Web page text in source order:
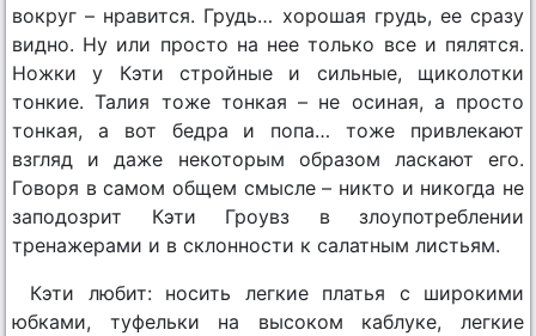
вокруг – нравится. Грудь… хорошая грудь, ее сразу
видно. Ну или просто на нее только все и пялятся.
Ножки у Кэти стройные и сильные, щиколотки
тонкие. Талия тоже тонкая – не осиная, а просто
тонкая, а вот бедра и попа… тоже привлекают
взгляд и даже некоторым образом ласкают его.
Говоря в самом общем смысле – никто и никогда не
заподозрит Кэти Гроувз в злоупотреблении
тренажерами и в склонности к салатным листьям.
Кэти любит: носить легкие платья с широкими
юбками, туфельки на высоком каблуке, легкие